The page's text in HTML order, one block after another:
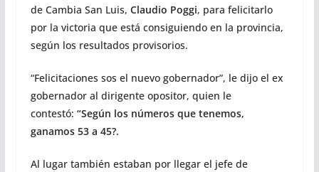
de Cambia San Luis, Claudio Poggi, para felicitarlo
por la victoria que está consiguiendo en la provincia,
según los resultados provisorios.
“Felicitaciones sos el nuevo gobernador”, le dijo el ex
gobernador al dirigente opositor, quien le
contestó: “Según los números que tenemos,
ganamos 53 a 45?.
Al lugar también estaban por llegar el jefe de